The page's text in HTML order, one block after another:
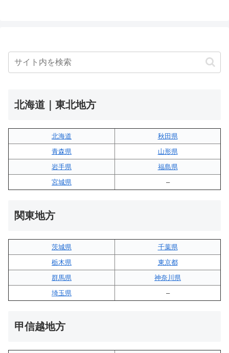
北海道｜東北地方
北海道
秋田県
青森県
山形県
岩手県
福島県
宮城県
–
関東地方
茨城県
千葉県
栃木県
東京都
群馬県
神奈川県
埼玉県
–
甲信越地方